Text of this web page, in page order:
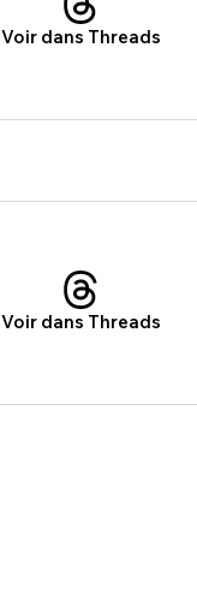
Voir dans Threads
Voir dans Threads